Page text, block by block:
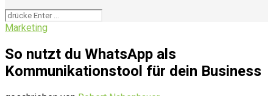
Marketing
So nutzt du WhatsApp als
Kommunikationstool für dein Business